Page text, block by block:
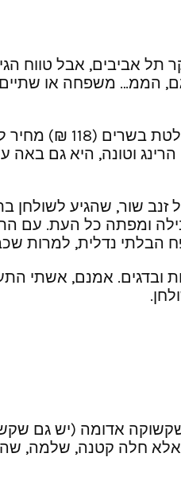
תל אביבים, אבל טווח
קשישה ונכד, חבורה של תל אביבים ועוד
מכיוון שאכלנו ארוחת
וטונה, היא גם
ב- 85 ₪. הראשון היה מרק/תבשיל
ומפתה כל העת. עם
הבלתי נדלית, למרות
אמנם, אשתי
אדומה (יש גם
חלה קטנה, שלמה,